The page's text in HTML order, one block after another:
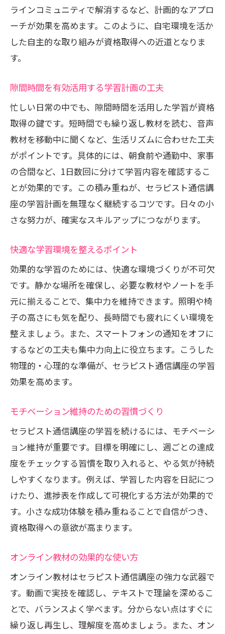
ラインコミュニティで解消するなど、計画的なアプロ
ーチが効果を高めます。このように、自宅環境を活か
した自主的な取り組みが資格取得への近道となりま
す。
隙間時間を有効活用する学習計画の工夫
忙しい日常の中でも、隙間時間を活用した学習が資格
取得の鍵です。短時間でも繰り返し教材を読む、音声
教材を移動中に聞くなど、生活リズムに合わせた工夫
がポイントです。具体的には、朝食前や通勤中、家事
の合間など、1日数回に分けて学習内容を確認するこ
とが効果的です。この積み重ねが、セラピスト通信講
座の学習計画を無理なく継続するコツです。日々の小
さな努力が、確実なスキルアップにつながります。
快適な学習環境を整えるポイント
効果的な学習のためには、快適な環境づくりが不可欠
です。静かな場所を確保し、必要な教材やノートを手
元に揃えることで、集中力を維持できます。照明や椅
子の高さにも気を配り、長時間でも疲れにくい環境を
整えましょう。また、スマートフォンの通知をオフに
するなどの工夫も集中力向上に役立ちます。こうした
物理的・心理的な準備が、セラピスト通信講座の学習
効果を高めます。
モチベーション維持のための習慣づくり
セラピスト通信講座の学習を続けるには、モチベーシ
ョン維持が重要です。目標を明確にし、週ごとの達成
度をチェックする習慣を取り入れると、やる気が持続
しやすくなります。例えば、学習した内容を日記につ
けたり、進捗表を作成して可視化する方法が効果的で
す。小さな成功体験を積み重ねることで自信がつき、
資格取得への意欲が高まります。
オンライン教材の効果的な使い方
オンライン教材はセラピスト通信講座の強力な武器で
す。動画で実技を確認し、テキストで理論を深めるこ
とで、バランスよく学べます。分からない点はすぐに
繰り返し再生し、理解度を高めましょう。また、オン